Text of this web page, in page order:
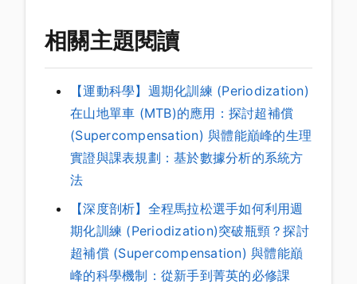
相關主題閱讀
【運動科學】週期化訓練 (Periodization)
在山地單車 (MTB)的應用：探討超補償
(Supercompensation) 與體能巔峰的生理
實證與課表規劃：基於數據分析的系統方
法
【深度剖析】全程馬拉松選手如何利用週
期化訓練 (Periodization)突破瓶頸？探討
超補償 (Supercompensation) 與體能巔
峰的科學機制：從新手到菁英的必修課